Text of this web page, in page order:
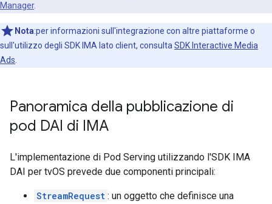
Manager.
Nota:per informazioni sull'integrazione con altre piattaforme o
sull'utilizzo degli SDK IMA lato client, consulta SDK Interactive Media
Ads
Panoramica della pubblicazione di
pod DAI di IMA
L'implementazione di Pod Serving utilizzando l'SDK IMA
DAI per tvOS prevede due componenti principali:
StreamRequest : un oggetto che definisce una